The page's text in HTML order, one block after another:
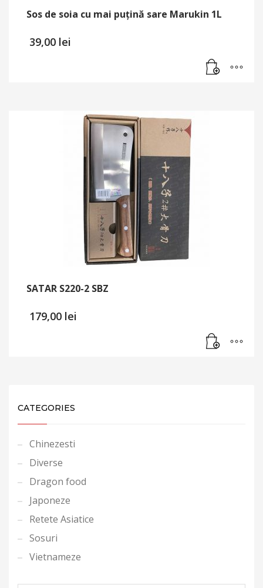
Sos de soia cu mai puțină sare Marukin 1L
39,00 lei
SATAR S220-2 SBZ
179,00 lei
CATEGORIES
Chinezesti
Diverse
Dragon food
Japoneze
Retete Asiatice
Sosuri
Vietnameze